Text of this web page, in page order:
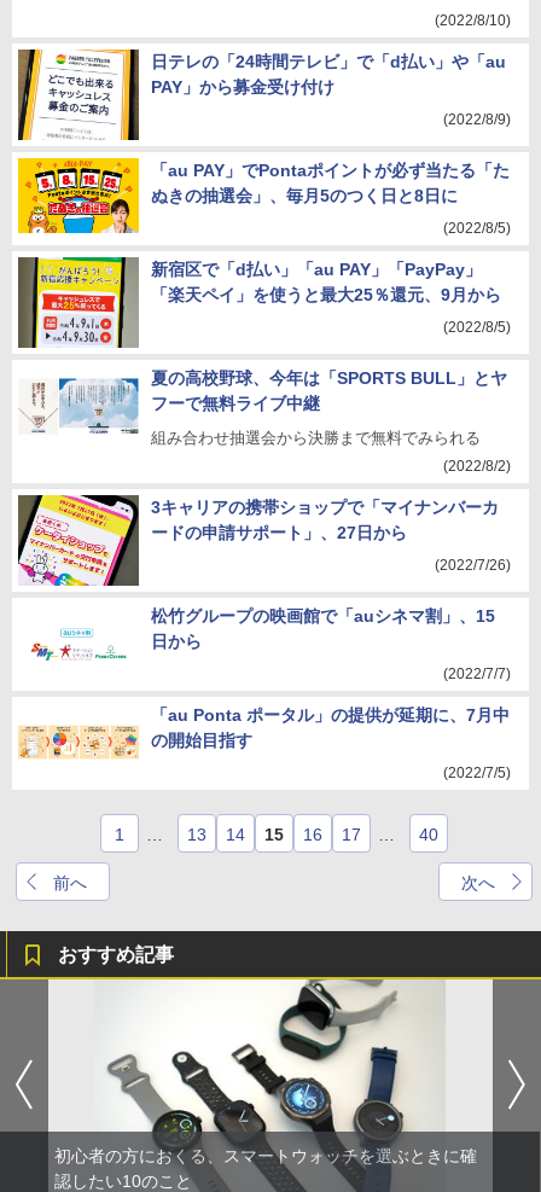
(2022/8/10)
日テレの「24時間テレビ」で「d払い」や「au
PAY」から募金受け付け
(2022/8/9)
「au PAY」でPontaポイントが必ず当たる「た
ぬきの抽選会」、毎月5のつく日と8日に
(2022/8/5)
新宿区で「d払い」「au PAY」「PayPay」
「楽天ペイ」を使うと最大25％還元、9月から
(2022/8/5)
夏の高校野球、今年は「SPORTS BULL」とヤ
フーで無料ライブ中継
組み合わせ抽選会から決勝まで無料でみられる
(2022/8/2)
3キャリアの携帯ショップで「マイナンバーカ
ードの申請サポート」、27日から
(2022/7/26)
松竹グループの映画館で「auシネマ割」、15
日から
(2022/7/7)
「au Ponta ポータル」の提供が延期に、7月中
の開始目指す
(2022/7/5)
前へ
1 13 14 15 16 17 40
次へ
おすすめ記事
初心者の方におくる、スマートウォッチを選ぶときに確
認したい10のこと